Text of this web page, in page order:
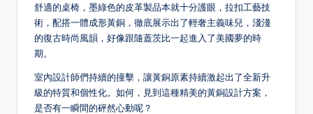
舒適的桌椅，墨綠色的皮革製品本就十分護眼，拉扣工藝技
術，配搭一體成形黃銅，徹底展示出了輕奢主義味兒，淺淺
的復古時尚風韻，好像跟隨蓋茨比一起進入了美國夢的時
期。
室內設計師們持續的撞擊，讓黃銅原素持續激起出了全新升
級的特質和個性化。如何，見到這種精美的黃銅設計方案，
是否有一瞬間的砰然心動呢？